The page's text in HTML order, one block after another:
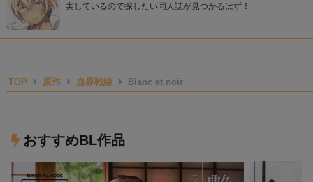
実しているので探したい同人誌が見つかるはず！
TOP 原作 血界戦線 Blanc et noir
おすすめBL作品